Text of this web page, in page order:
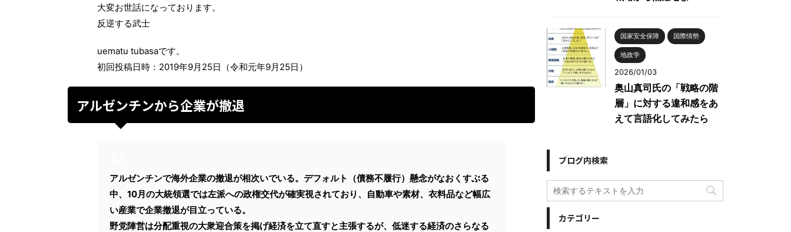
大変お世話になっております。
反逆する武士
uematu tubasaです。
初回投稿日時：2019年9月25日（令和元年9月25日）
アルゼンチンから企業が撤退
アルゼンチンで海外企業の撤退が相次いでいる。デフォルト（債務不履行）懸念がなおくすぶる
中、10月の大統領選では左派への政権交代が確実視されており、自動車や素材、衣料品など幅広
い産業で企業撤退が目立っている。
野党陣営は分配重視の大衆迎合策を掲げ経済を立て直すと主張するが、低迷する経済のさらなる
国家安全保障 国際情勢
地政学
2026/01/03
奥山真司氏の「戦略の階
層」に対する違和感をあ
えて言語化してみたら
ブログ内検索
カテゴリー